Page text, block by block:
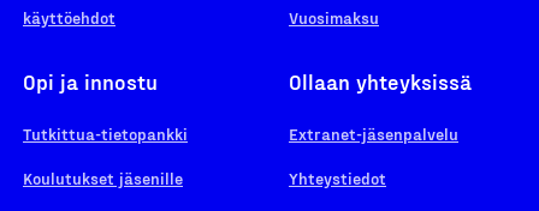
käyttöehdot
Vuosimaksu
Opi ja innostu
Tutkittua-tietopankki
Koulutukset jäsenille
Ollaan yhteyksissä
Extranet-jäsenpalvelu
Yhteystiedot